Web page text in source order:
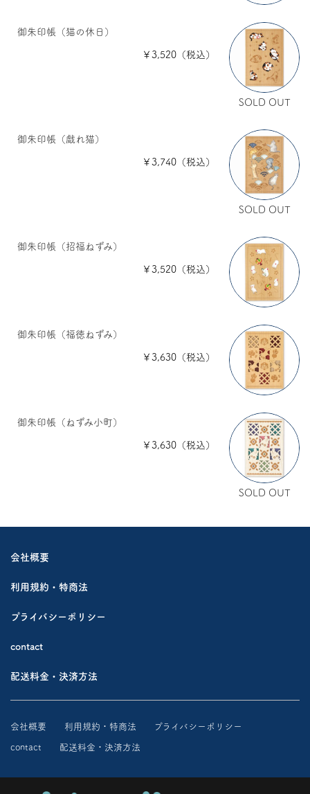
SOLD OUT
御朱印帳（猫の休日）
￥3,520（税込）
SOLD OUT
御朱印帳（戯れ猫）
￥3,740（税込）
御朱印帳（招福ねずみ）
￥3,520（税込）
御朱印帳（福徳ねずみ）
￥3,630（税込）
SOLD OUT
御朱印帳（ねずみ小町）
￥3,630（税込）
会社概要
利用規約・特商法
プライバシーポリシー
contact
配送料金・決済方法
会社概要 利用規約・特商法 プライバシーポリシー
contact 配送料金・決済方法